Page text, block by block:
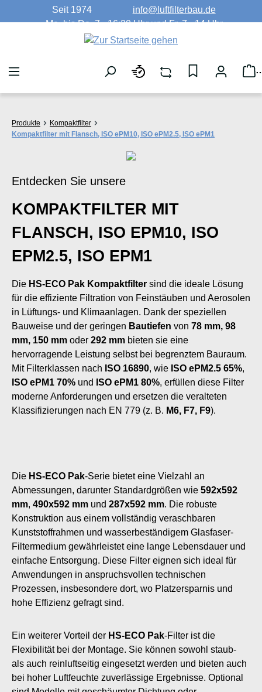
Zum Hauptinhalt springen
Seit 1974
info@luftfilterbau.de
Mo. bis Do. 7 - 16:30 Uhr und Fr. 7 - 14 Uhr
Produkte
Kompaktfilter
Kompaktfilter mit Flansch, ISO ePM10, ISO ePM2.5, ISO ePM1
Entdecken Sie unsere
KOMPAKTFILTER MIT
FLANSCH, ISO EPM10, ISO
EPM2.5, ISO EPM1
Die HS-ECO Pak Kompaktfilter sind die ideale Lösung
für die effiziente Filtration von Feinstäuben und Aerosolen
in Lüftungs- und Klimaanlagen. Dank der speziellen
Bauweise und der geringen Bautiefen von 78 mm, 98
mm, 150 mm oder 292 mm bieten sie eine
hervorragende Leistung selbst bei begrenztem Bauraum.
Mit Filterklassen nach ISO 16890, wie ISO ePM2.5 65%,
ISO ePM1 70% und ISO ePM1 80%, erfüllen diese Filter
moderne Anforderungen und ersetzen die veralteten
Klassifizierungen nach EN 779 (z. B. M6, F7, F9).
Die HS-ECO Pak-Serie bietet eine Vielzahl an
Abmessungen, darunter Standardgrößen wie 592x592
mm, 490x592 mm und 287x592 mm. Die robuste
Konstruktion aus einem vollständig veraschbaren
Kunststoffrahmen und wasserbeständigem Glasfaser-
Filtermedium gewährleistet eine lange Lebensdauer und
einfache Entsorgung. Diese Filter eignen sich ideal für
Anwendungen in anspruchsvollen technischen
Prozessen, insbesondere dort, wo Platzersparnis und
hohe Effizienz gefragt sind.
Ein weiterer Vorteil der HS-ECO Pak-Filter ist die
Flexibilität bei der Montage. Sie können sowohl staub-
als auch reinluftseitig eingesetzt werden und bieten auch
bei hoher Luftfeuchte zuverlässige Ergebnisse. Optional